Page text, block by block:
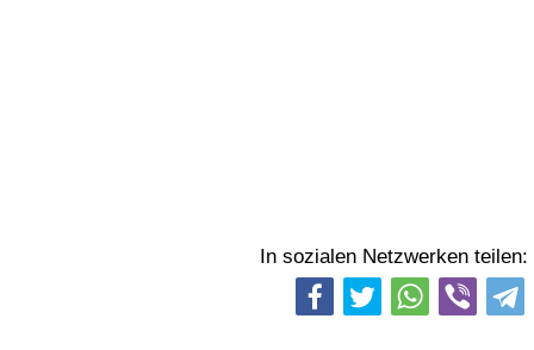
In sozialen Netzwerken teilen: